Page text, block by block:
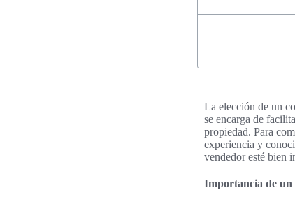
La elección de un
se encarga de
propiedad. Para
experiencia y
vendedor esté bien
Importancia de un